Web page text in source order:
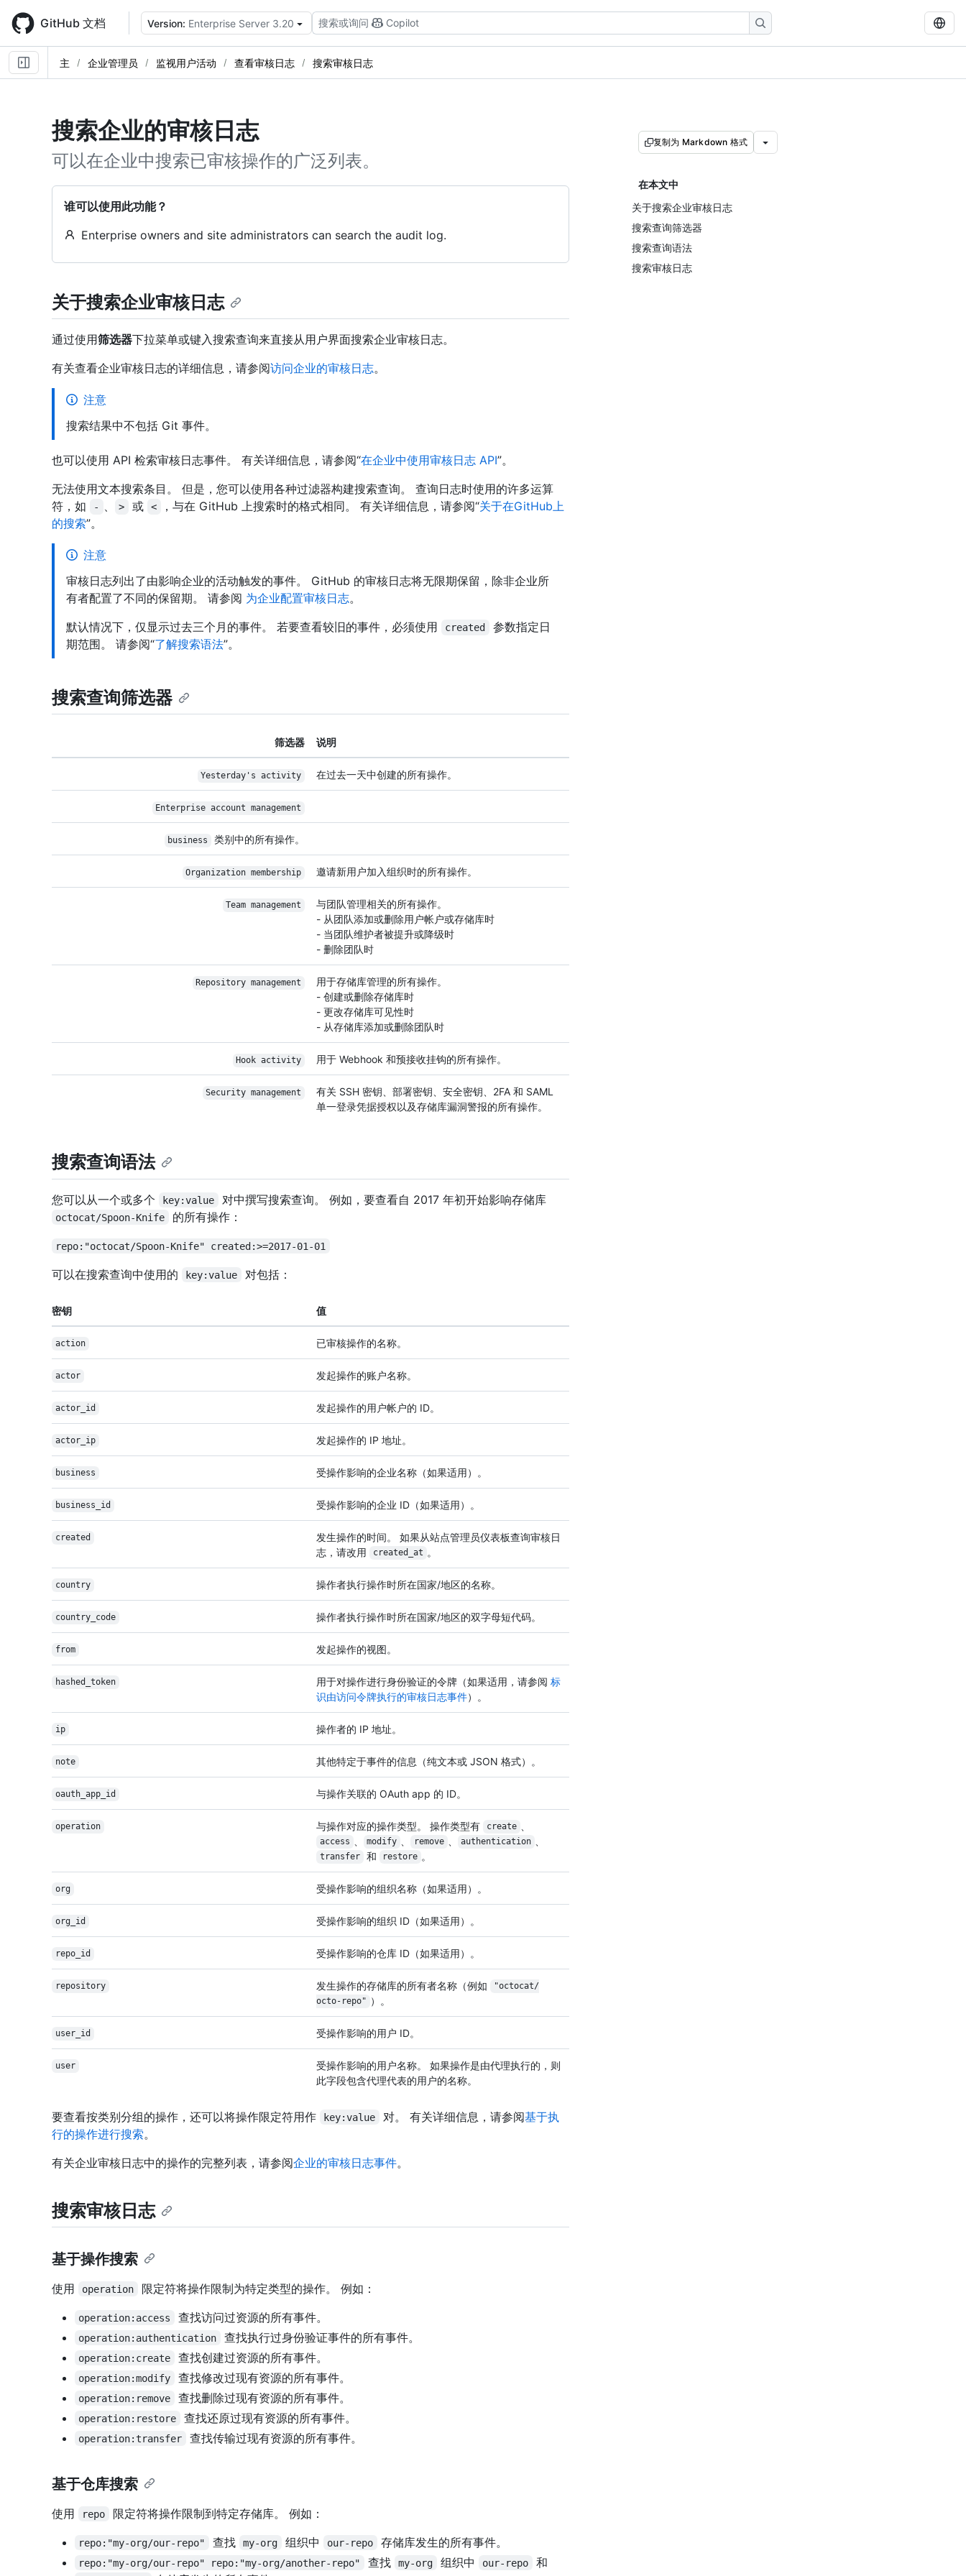
main
content
GitHub 文档 Version: Enterprise Server 3.20 搜索或询问 Copilot
主 企业管理员 监视用户活动 查看审核日志 搜索审核日志
搜索企业的审核日志
可以在企业中搜索已审核操作的广泛列表。
谁可以使用此功能？
Enterprise owners and site administrators can search the audit log.
复制为 Markdown 格式
在本文中
关于搜索企业审核日志
搜索查询筛选器
搜索查询语法
搜索审核日志
关于搜索企业审核日志
通过使用筛选器下拉菜单或键入搜索查询来直接从用户界面搜索企业审核日志。
有关查看企业审核日志的详细信息，请参阅访问企业的审核日志。
注意
搜索结果中不包括 Git 事件。
也可以使用 API 检索审核日志事件。 有关详细信息，请参阅“在企业中使用审核日志 API”。
无法使用文本搜索条目。 但是，您可以使用各种过滤器构建搜索查询。 查询日志时使用的许多运算
符，如
- 、 > 或 < ，与在 GitHub 上搜索时的格式相同。 有关详细信息，请参阅“关于在GitHub上
的搜索”。
注意
审核日志列出了由影响企业的活动触发的事件。 GitHub 的审核日志将无限期保留，除非企业所
有者配置了不同的保留期。 请参阅 为企业配置审核日志。
默认情况下，仅显示过去三个月的事件。 若要查看较旧的事件，必须使用
created
参数指定日
期范围。 请参阅“了解搜索语法”。
搜索查询筛选器
筛选器 说明
Yesterday's activity 在过去一天中创建的所有操作。
Enterprise account management
business 类别中的所有操作。
Organization membership 邀请新用户加入组织时的所有操作。
Team management
与团队管理相关的所有操作。
- 从团队添加或删除用户帐户或存储库时
- 当团队维护者被提升或降级时
- 删除团队时
Repository management
用于存储库管理的所有操作。
- 创建或删除存储库时
- 更改存储库可见性时
- 从存储库添加或删除团队时
Hook activity 用于 Webhook 和预接收挂钩的所有操作。
Security management
有关 SSH 密钥、部署密钥、安全密钥、2FA 和 SAML
单一登录凭据授权以及存储库漏洞警报的所有操作。
搜索查询语法
您可以从一个或多个 key:value 对中撰写搜索查询。 例如，要查看自 2017 年初开始影响存储库
octocat/Spoon-Knife 的所有操作：
repo:"octocat/Spoon-Knife" created:>=2017-01-01
可以在搜索查询中使用的 key:value 对包括：
密钥 值
action 已审核操作的名称。
actor 发起操作的账户名称。
actor_id 发起操作的用户帐户的 ID。
actor_ip 发起操作的 IP 地址。
business 受操作影响的企业名称（如果适用）。
business_id 受操作影响的企业 ID（如果适用）。
created
发生操作的时间。 如果从站点管理员仪表板查询审核日
志，请改用
created_at 。
country 操作者执行操作时所在国家/地区的名称。
country_code 操作者执行操作时所在国家/地区的双字母短代码。
from 发起操作的视图。
hashed_token 用于对操作进行身份验证的令牌（如果适用，请参阅 标
识由访问令牌执行的审核日志事件）。
ip 操作者的 IP 地址。
note 其他特定于事件的信息（纯文本或 JSON 格式）。
oauth_app_id 与操作关联的 OAuth app 的 ID。
operation 与操作对应的操作类型。 操作类型有 create
access modify remove authentication
transfer 和 restore 。
org 受操作影响的组织名称（如果适用）。
org_id 受操作影响的组织 ID（如果适用）。
repo_id 受操作影响的仓库 ID（如果适用）。
repository 发生操作的存储库的所有者名称（例如
"octocat/
octo-repo" ）。
user_id 受操作影响的用户 ID。
user
受操作影响的用户名称。 如果操作是由代理执行的，则
此字段包含代理代表的用户的名称。
要查看按类别分组的操作，还可以将操作限定符用作 key:value 对。 有关详细信息，请参阅基于执
行的操作进行搜索。
有关企业审核日志中的操作的完整列表，请参阅企业的审核日志事件。
搜索审核日志
基于操作搜索
使用 operation 限定符将操作限制为特定类型的操作。 例如：
operation:access 查找访问过资源的所有事件。
operation:authentication 查找执行过身份验证事件的所有事件。
operation:create 查找创建过资源的所有事件。
operation:modify 查找修改过现有资源的所有事件。
operation:remove 查找删除过现有资源的所有事件。
operation:restore 查找还原过现有资源的所有事件。
operation:transfer 查找传输过现有资源的所有事件。
基于仓库搜索
使用 repo 限定符将操作限制到特定存储库。 例如：
repo:"my-org/our-repo" 查找 my-org 组织中 our-repo 存储库发生的所有事件。
repo:"my-org/our-repo" repo:"my-org/another-repo" 查找 my-org 组织中 our-repo 和